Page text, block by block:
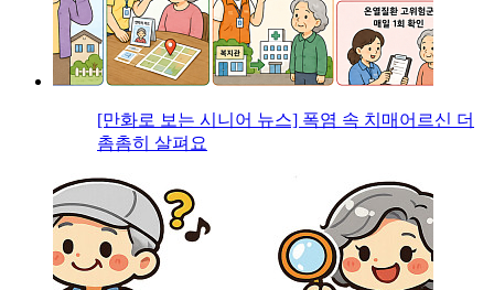
[만화로 보는 시니어 뉴스] 폭염 속 치매어르신 더
촘촘히 살펴요